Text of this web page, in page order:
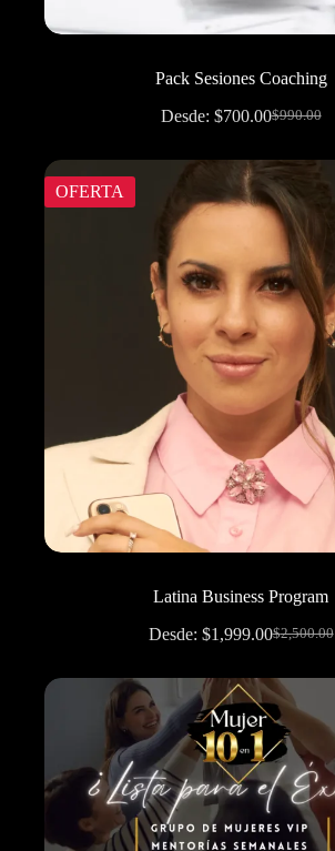
Pack Sesiones Coaching
Desde:
$990.00
$700.00
OFERTA
Latina Business Program
Desde:
$2,500.00
$1,999.00